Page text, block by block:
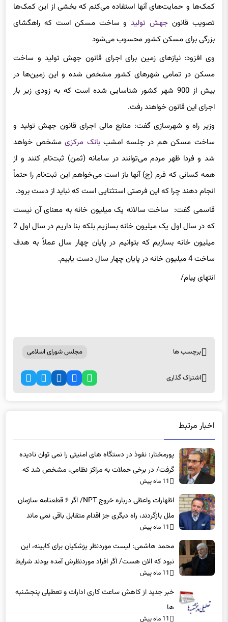
کمک‌ها و حمایت‌های آنها استفاده می‌کنم که بخشی از این کمک‌ها
تصویب قانون جهش تولیدو ساخت مسکن است که راهگشای
بزرگی برای مسکن کشور محسوب می‌شود
وی افزود: نیازهای زمین برای اجرای قانون جهش تولید و ساخت
مسکن در تمامی شهرهای کشور مشخص شده و این زمین‌ها در
بیش از 900 شهر کشور شناسایی شده‌ است که به زودی زیر بار
اجرای این قانون خواهند رفت.
وزیر راه و شهرسازی گفت: منابع مالی اجرای قانون جهش تولید و
ساخت مسکن هم در جلسه امشببانک مرکزیمشخص خواهد
شد و فردا ظهر مردم می‌توانند در سامانه (ثمن) ثبت‌نام کنند و از
همه کسانی که فرم (ج) آنها باز است می‌خواهم این ثبت‌نام را حتماً
انجام دهند چرا که این فرصتی استثنایی است که نباید از دست برود.
قاسمی گفت: ساخت سالانه یک میلیون خانه به معنای آن نیست
که در
سال اول یک میلیون خانه بسازیم بلکه بنا داریم در سال اول 2
میلیون خانه بسازیم که بتوانیم در پایان چهار سال عملاً به هدف
ساخت 4 میلیون خانه در پایان چهار سال دست یابیم.
انتهایپیام/
برچسب ها مجلس شورای اسلامی
اشتراک گذاری
اخبار مرتبط
پورمختار: نفوذ در دستگاه های امنیتی را نمی توان نادیده
گرفت/ در برخی حملات به مراکز نظامی، مشخص شد که
عوامل نفوذی دخیل بوده‌اند
11 ماه پیش
اظهارات واعظی درباره خروج NPT/ اگر ۶ قطعنامه سازمان
ملل بازگردند، راه دیگری جز اقدام متقابل باقی نمی‌ ماند
11 ماه پیش
محمد هاشمی: لیست موردنظر پزشکیان برای کابینه، این
نبود که الان هست/ اگر افراد موردنظرش آمده بودند شرایط
بهتر بود
11 ماه پیش
خبر جدید از کاهش ساعت کاری ادارات و تعطیلی پنجشنبه
ها
11 ماه پیش